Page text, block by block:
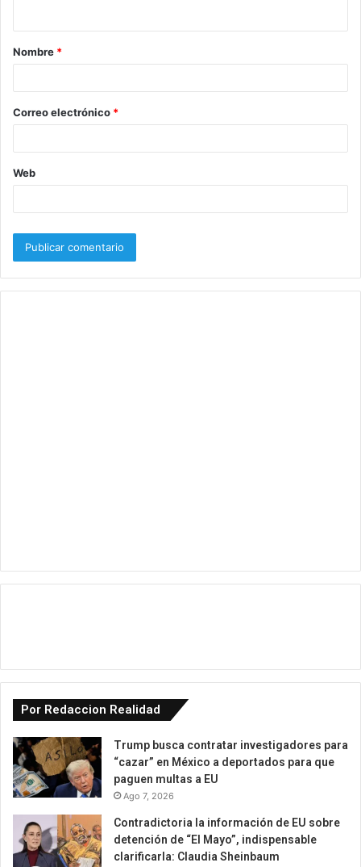
a
r
*
Nombre *
Correo electrónico *
Web
Por Redaccion Realidad
Trump busca contratar investigadores para
“cazar” en México a deportados para que
paguen multas a EU
Ago 7, 2026
Contradictoria la información de EU sobre
detención de “El Mayo”, indispensable
clarificarla: Claudia Sheinbaum